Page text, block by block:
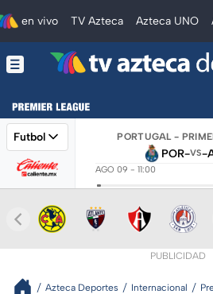
en vivo TV Azteca Azteca UNO
Futbol PORTUGAL -
POR-VS-
AGO 09 - 11:00
PUBLICIDAD
Azteca Deportes Internacional